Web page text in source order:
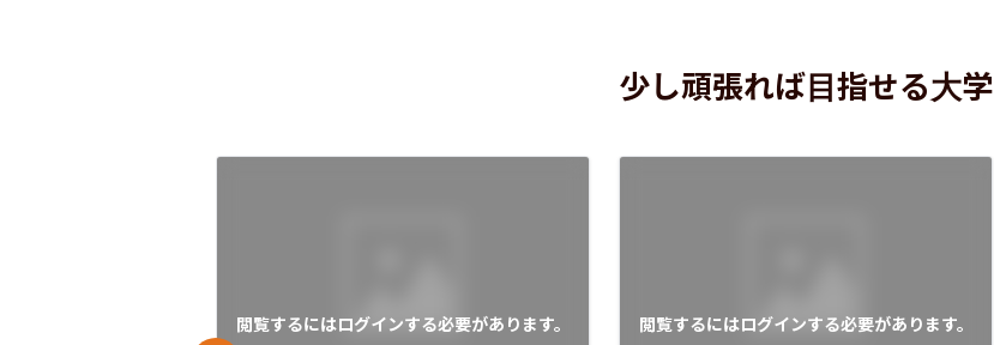
少し頑張れば目指せる大学
閲覧するにはログインする必要があります。 閲覧するにはログインする必要があります。